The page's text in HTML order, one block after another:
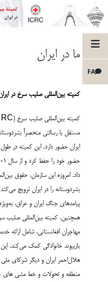
FA
ما در ایران
کمیته بین‌المللی صلیب سرخ در
بشردوستانه را در ایران ترویج
پیامدهای جنگ ایران و عراق،
همچنین، کمیته بین‌المللی صلیب
مهاجران افغانستانی، شامل ارائه
بازپیوند خانوادگی کمک می‌کند.
هلال‌احمر ایران و دیگر شرکای ملی
منطقه و تحولات و خط مشی های